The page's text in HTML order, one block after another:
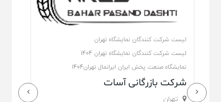
لیست شرکت کنندگان نمایشگاه تهران
لیست شرکت کنندگان نمایشگاه تهران 1404
نمایشگاه صنعت پخش ایران ایرانمال تهران1404
شرکت بازرگانی آسات
تهران